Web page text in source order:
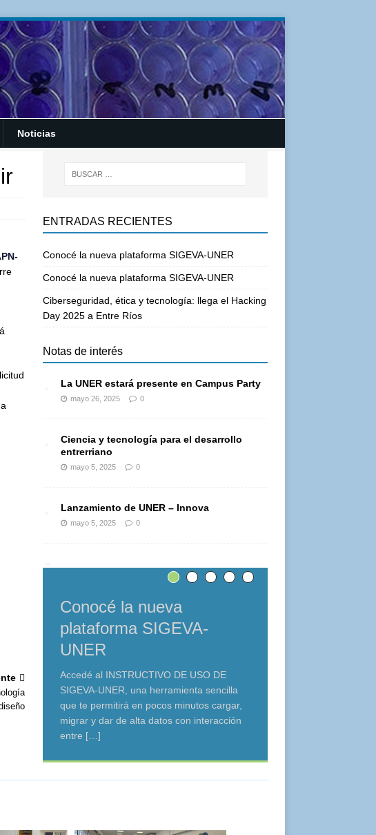
Noticias
ENTRADAS RECIENTES
Conocé la nueva plataforma SIGEVA-UNER
Conocé la nueva plataforma SIGEVA-UNER
Ciberseguridad, ética y tecnología: llega el Hacking
Day 2025 a Entre Ríos
Notas de interés
La UNER estará presente en Campus Party
mayo 26, 2025 0
Ciencia y tecnología para el desarrollo
entrerriano
mayo 5, 2025 0
Lanzamiento de UNER – Innova
mayo 5, 2025 0
Conocé la nueva
plataforma SIGEVA-
UNER
Accedé al INSTRUCTIVO DE USO DE
SIGEVA-UNER, una herramienta sencilla
que te permitirá en pocos minutos cargar,
migrar y dar de alta datos con interacción
entre […]